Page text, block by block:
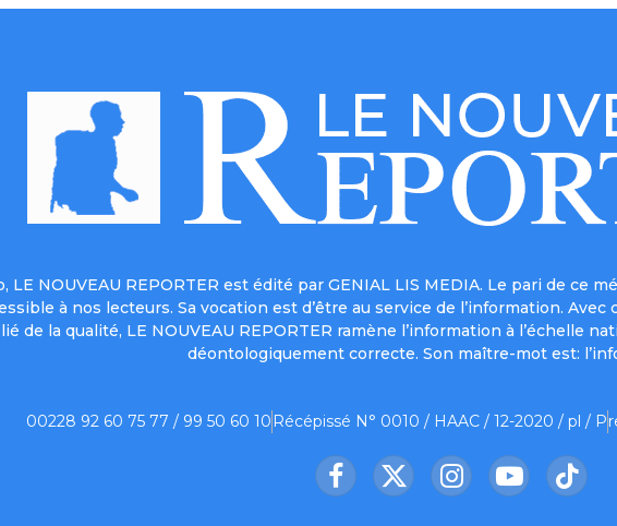
LE NOUVEAU REPORTER est édité par GENIAL LIS MEDIA. Le pari de ce
à nos lecteurs. Sa vocation est d’être au service de l’information. Avec
de la qualité, LE NOUVEAU REPORTER ramène l’information à l’échelle
déontologiquement correcte. Son maître-mot est:
00228 92 60 75 77 / 99 50 60 10 Récépissé N° 0010 / HAAC / 12-2020 / pl / P
Facebook
X
InstagramYouTubeTikTok